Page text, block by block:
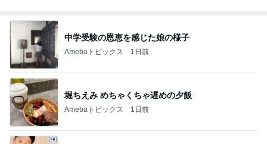
中学受験の恩恵を感じた娘の様子
Amebaトピックス 1日前
堀ちえみ めちゃくちゃ遅めの夕飯
Amebaトピックス 1日前